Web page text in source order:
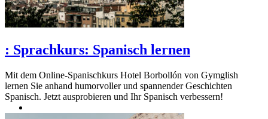
: Sprachkurs: Spanisch lernen
Mit dem Online-Spanischkurs Hotel Borbollón von Gymglish
lernen Sie anhand humorvoller und spannender Geschichten
Spanisch. Jetzt ausprobieren und Ihr Spanisch verbessern!